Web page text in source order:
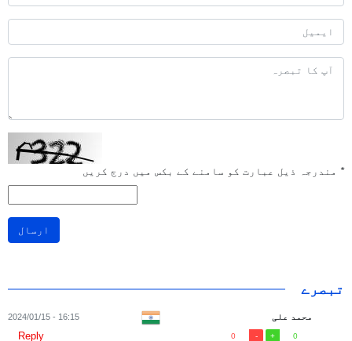
* مندرجہ ذیل عبارت کو سامنے کے بکس میں درج کریں
ارسال
تبصرے
محمد علی 16:15 - 2024/01/15
0
0
Reply